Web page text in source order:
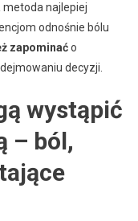
najlepiej
odnośnie bólu
zapominaćo
decyzji.
wystąpić
– ból,